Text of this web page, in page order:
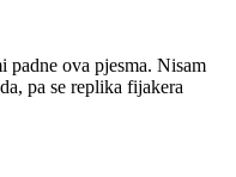
padne ova pjesma. Nisam
pa se replika fijakera